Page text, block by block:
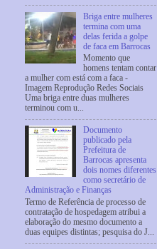
Briga entre mulheres
termina com uma
delas ferida a golpe
de faca em Barrocas
Momento que
homens tentam contar
a mulher com está com a faca -
Imagem Reprodução Redes Sociais
Uma briga entre duas mulheres
terminou com u...
Documento
publicado pela
Prefeitura de
Barrocas apresenta
dois nomes diferentes
como secretário de
Administração e Finanças
Termo de Referência de processo de
contratação de hospedagem atribui a
elaboração do mesmo documento a
duas equipes distintas; pesquisa do J...